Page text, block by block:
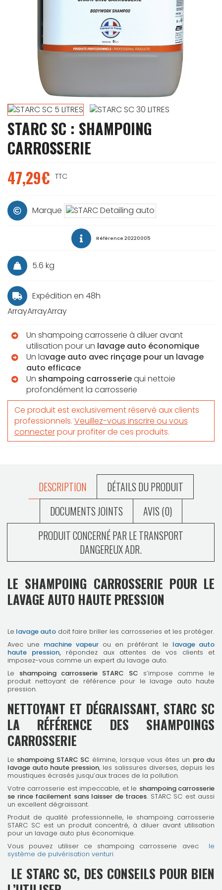
STARC SC : SHAMPOING
CARROSSERIE
47,29€ TTC
Marque
Référence 20220005
5.6 kg
Expédition en 48h
ArrayArrayArray
Un shampoing carrosserie à diluer avant
utilisation pour un lavage auto économique
Un lavage auto avec rinçage pour un lavage
auto efficace
Un shampoing carrosseriequi nettoie
profondément la carrosserie
Ce produit est exclusivement réservé aux clients
professionnels. Veuillez-vous inscrire ou vous
connecterpour profiter de ces produits.
DESCRIPTION
DÉTAILS DU PRODUIT
DOCUMENTS JOINTS
AVIS (0)
PRODUIT CONCERNÉ PAR LE TRANSPORT
DANGEREUX ADR.
LE SHAMPOING CARROSSERIE POUR LE
LAVAGE AUTO HAUTE PRESSION
Le lavage auto doit faire briller les carrosseries et les protéger.
Avec une machine vapeurou en préférant le lavage auto
haute pression,répondez aux attentes de vos clients et
imposez-vous comme un expert du lavage auto.
Le shampoing carrosserie STARC SC s’impose comme le
produit nettoyant de référence pour le lavage auto haute
pression.
NETTOYANT ET DÉGRAISSANT, STARC SC
LA RÉFÉRENCE DES SHAMPOINGS
CARROSSERIE
Le shampoing STARC SC élimine, lorsque vous êtes un pro du
lavage auto haute pression, les salissures diverses, depuis les
moustiques écrasés jusqu’aux traces de la pollution.
Votre carrosserie est impeccable, et le shampoing carrosserie
se rince facilement sans laisser de traces. STARC SC est aussi
un excellent dégraissant.
Produit de qualité professionnelle, le shampoing carrosserie
STARC SC est un produit concentré, à diluer avant utilisation
pour un lavage auto plus économique.
Vous pouvez utiliser ce shampoing carrosserie avec
le
système de pulvérisation venturi
LE STARC SC, DES CONSEILS POUR BIEN